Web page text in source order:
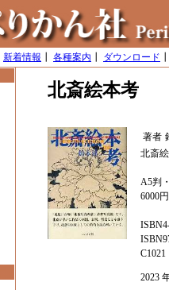
新着情報 各種案内 ダウンロード
北斎絵本考
著者
北斎
A5判
6000
C1021
2023